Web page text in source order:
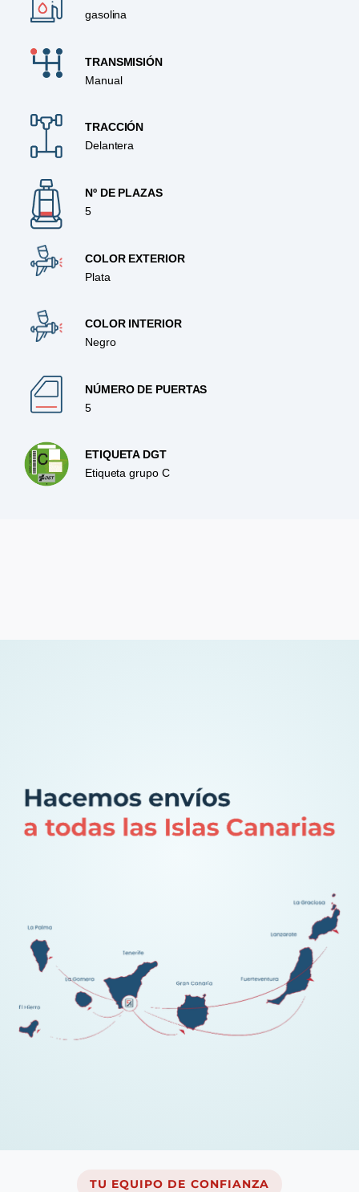
gasolina
TRANSMISIÓN
Manual
TRACCIÓN
Delantera
Nº DE PLAZAS
5
COLOR EXTERIOR
Plata
COLOR INTERIOR
Negro
NÚMERO DE PUERTAS
5
ETIQUETA DGT
Etiqueta grupo C
TU EQUIPO DE CONFIANZA